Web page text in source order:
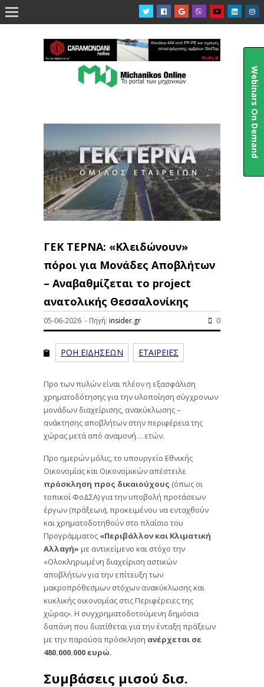

ΓΕΚ ΤΕΡΝΑ: «Κλειδώνουν»
πόροι για Μονάδες Αποβλήτων
– Αναβαθμίζεται το project
ανατολικής Θεσσαλονίκης
05-06-2026 - Πηγή: insider.gr 0
ΡΟΗ ΕΙΔΗΣΕΩΝ ΕΤΑΙΡΕΙΕΣ
Προ των πυλών είναι πλέον η εξασφάλιση
χρηματοδότησης για την υλοποίηση σύγχρονων
μονάδων διαχείρισης, ανακύκλωσης –
ανάκτησης αποβλήτων στην περιφέρεια της
χώρας μετά από αναμονή… ετών.
Προ ημερών μόλις, το υπουργείο Εθνικής
Οικονομίας και Οικονομικών απέστειλε
πρόσκληση προς δικαιούχους (όπως οι
τοπικοί ΦοΔΣΑ) για την υποβολή προτάσεων
έργων (πράξεων), προκειμένου να ενταχθούν
και χρηματοδοτηθούν στο πλαίσιο του
Προγράμματος «Περιβάλλον και Κλιματική
Αλλαγή» με αντικείμενο και στόχο την
«Ολοκληρωμένη διαχείριση αστικών
αποβλήτων για την επίτευξη των
μακροπρόθεσμων στόχων ανακύκλωσης και
κυκλικής οικονομίας στις Περιφέρειες της
χώρας». Η συγχρηματοδοτούμενη δημόσια
δαπάνη που διατίθεται για την ένταξη πράξεων
με την παρούσα πρόσκληση ανέρχεται σε
480.000.000 ευρώ.
Συμβάσεις μισού δισ.
Webinars On Demand